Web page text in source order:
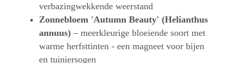
verbazingwekkende weerstand
Zonnebloem 'Autumn Beauty' (Helianthus
annuus) – meerkleurige bloeiende soort met
warme herfsttinten - een magneet voor bijen
en tuiniersogen